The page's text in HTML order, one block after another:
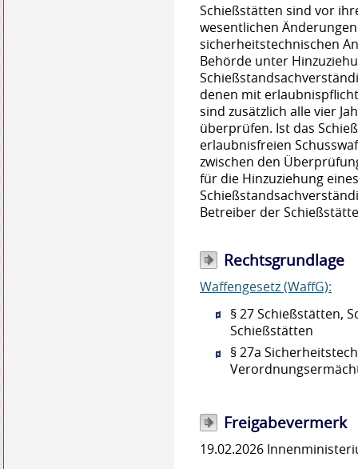
Schießstätten sind vor
wesentlichen
sicherheitstechnischen
Behörde unter
denen mit
sind zusätzlich alle vier
überprüfen. Ist das
erlaubnisfreien
zwischen den
für die Hinzuziehung
Betreiber der
Rechtsgrundlage
Waffengesetz (WaffG):
§ 27 Schießstätten,
Schießstätten
§ 27a
Freigabevermerk
19.02.2026